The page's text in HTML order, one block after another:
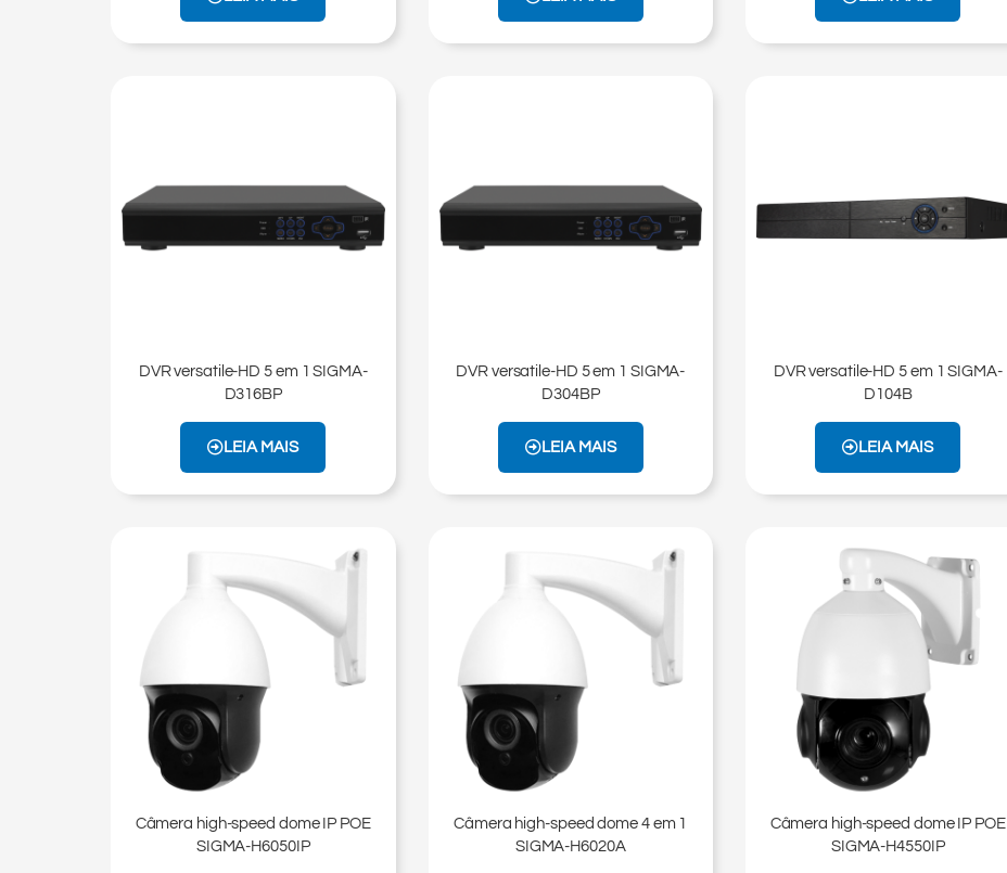
DVR versatile-HD 5 em 1 SIGMA-
D316BP​
LEIA MAIS
DVR versatile-HD 5 em 1 SIGMA-
D304BP
LEIA MAIS
DVR versatile-HD 5 em 1 SIGMA-
D104B
LEIA MAIS
Câmera high-speed dome IP POE
SIGMA-H6050IP
Câmera high-speed dome 4 em 1
SIGMA-H6020A
Câmera high-speed dome IP POE
SIGMA-H4550IP